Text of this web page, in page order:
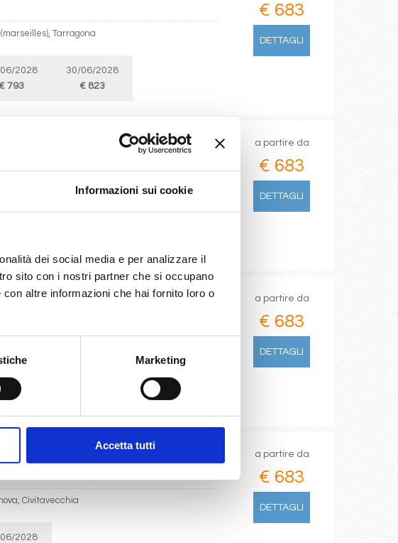
Informazioni sui cookie
dei social media e per analizzare il
sito con i nostri partner che si occupano
altre informazioni che hai fornito loro o
Marketing
Accetta tutti
Tarragona
2028
793
30/06/2028
€ 823
€ 683
DETTAGLI
Tarragona, Valencia
a partire da
€ 683
DETTAGLI
2028
793
a partire da
€ 683
DETTAGLI
Civitavecchia
2028
a partire da
€ 683
DETTAGLI